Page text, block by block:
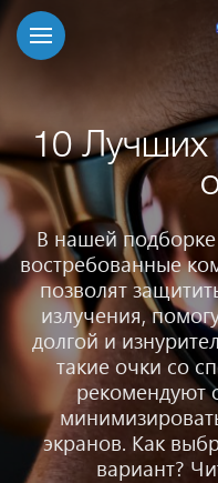
10 Лучших
В нашей
востребованные
позволят
излучения,
долгой и
такие очки со
рекомендуют
экранов. Как
вариант?